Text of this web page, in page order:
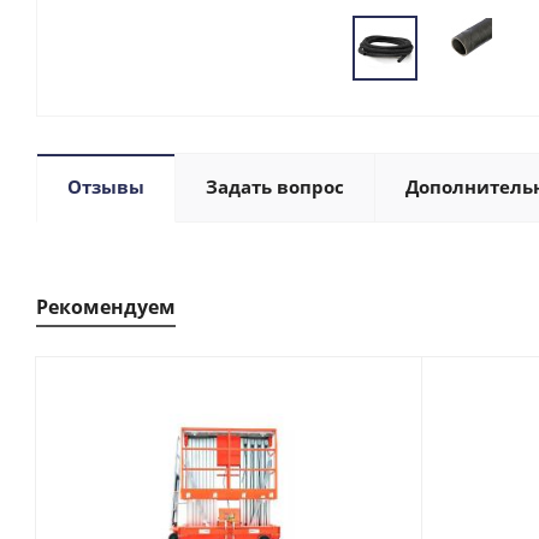
Отзывы Задать вопрос
Рекомендуем